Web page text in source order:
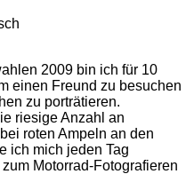
2009 bin ich für 10
einen Freund zu besuchen
zu porträtieren.
riesige Anzahl an
roten Ampeln an den
ich mich jeden Tag
Motorrad-Fotografieren